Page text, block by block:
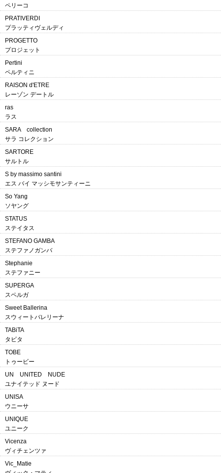
ペリーコ
PRATIVERDI
プラッティヴェルディ
PROGETTO
プロジェット
Pertini
ペルティニ
RAISON d'ETRE
レーゾン デートル
ras
ラス
SARA collection
サラ コレクション
SARTORE
サルトル
S by massimo santini
エス バイ マッシモサンティーニ
So Yang
ソヤング
STATUS
ステイタス
STEFANO GAMBA
ステファノガンバ
Stephanie
ステファニー
SUPERGA
スペルガ
Sweet Ballerina
スウィートバレリーナ
TABiTA
タビタ
TOBE
トゥービー
UN UNITED NUDE
ユナイテッド ヌード
UNISA
ウニーサ
UNIQUE
ユニーク
Vicenza
ヴィチェンツァ
Vic_Matie